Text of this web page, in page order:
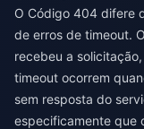
O Código 404 difere
de erros de timeout.
recebeu a
timeout ocorrem
sem resposta do
especificamente que